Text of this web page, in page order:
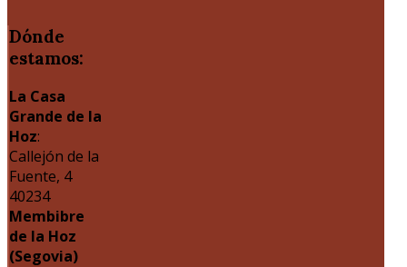
Dónde
estamos:
La Casa
Grande de la
Hoz:
Callejón de la
Fuente, 4
40234
Membibre
de la Hoz
(Segovia)